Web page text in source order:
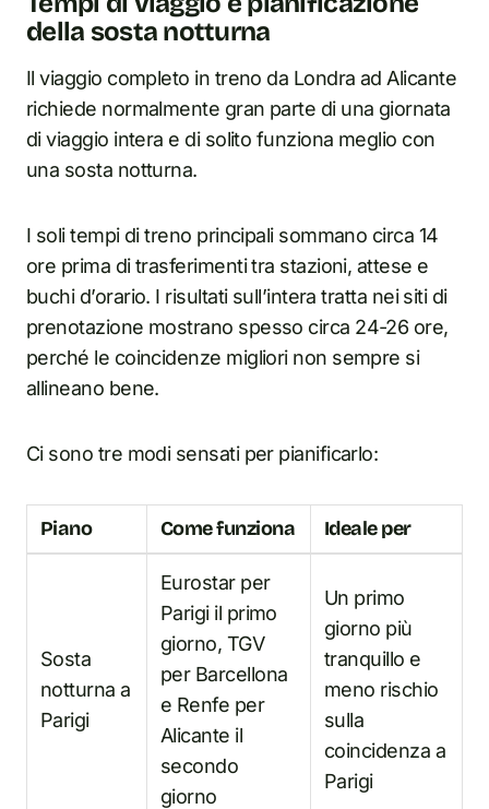
della sosta notturna
Il viaggio completo in treno da Londra ad Alicante
richiede normalmente gran parte di una giornata
di viaggio intera e di solito funziona meglio con
una sosta notturna.
I soli tempi di treno principali sommano circa 14
ore prima di trasferimenti tra stazioni, attese e
buchi d’orario. I risultati sull’intera tratta nei siti di
prenotazione mostrano spesso circa 24-26 ore,
perché le coincidenze migliori non sempre si
allineano bene.
Ci sono tre modi sensati per pianificarlo:
Piano Come funziona Ideale per
Sosta
notturna a
Parigi
Eurostar per
Parigi il primo
giorno, TGV
per Barcellona
e Renfe per
Alicante il
secondo
giorno
Un primo
giorno più
tranquillo e
meno rischio
sulla
coincidenza a
Parigi